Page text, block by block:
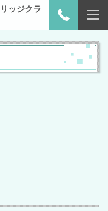
ッジクラ